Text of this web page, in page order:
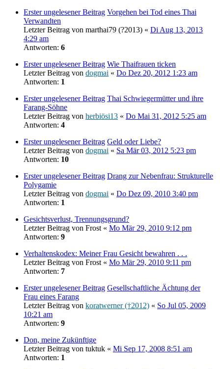
Erster ungelesener Beitrag Vorgehen bei Tod eines Thai
Verwandten
Letzter Beitrag von marthai79 (?2013) « Di Aug 13, 2013
4:29 am
Antworten: 6
Erster ungelesener Beitrag Wie Thaifrauen ticken
Letzter Beitrag von dogmai « Do Dez 20, 2012 1:23 am
Antworten: 1
Erster ungelesener Beitrag Thai Schwiegermütter und ihre
Farang-Söhne
Letzter Beitrag von herbiösi13 « Do Mai 31, 2012 5:25 am
Antworten: 4
Erster ungelesener Beitrag Geld oder Liebe?
Letzter Beitrag von dogmai « Sa Mär 03, 2012 5:23 pm
Antworten: 10
Erster ungelesener Beitrag Drang zur Nebenfrau: Strukturelle
Polygamie
Letzter Beitrag von dogmai « Do Dez 09, 2010 3:40 pm
Antworten: 1
Gesichtsverlust, Trennungsgrund?
Letzter Beitrag von Frost « Mo Mär 29, 2010 9:12 pm
Antworten: 9
Verhaltenskodex: Meiner Frau Gesicht bewahren . . .
Letzter Beitrag von Frost « Mo Mär 29, 2010 9:11 pm
Antworten: 7
Erster ungelesener Beitrag Gesellschaftliche Ächtung der
Frau eines Farang
Letzter Beitrag von koratwerner (†2012) « So Jul 05, 2009
10:21 am
Antworten: 9
Don, meine Zukünftige
Letzter Beitrag von tuktuk « Mi Sep 17, 2008 8:51 am
Antworten: 1